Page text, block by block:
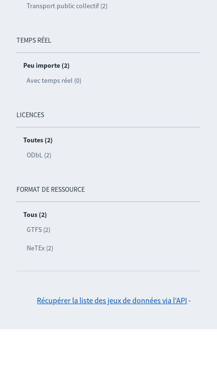
Transport public collectif (2)
TEMPS RÉEL
Peu importe (2)
Avec temps réel (0)
LICENCES
Toutes (2)
ODbL (2)
FORMAT DE RESSOURCE
Tous (2)
GTFS (2)
NeTEx (2)
Récupérer la liste des jeux de données via l'API -